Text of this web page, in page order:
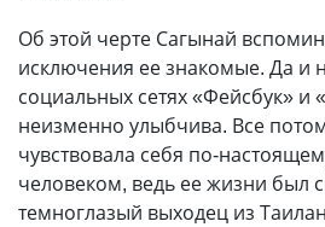
Об этой черте Сагынай
исключения ее знакомые. Да и
социальных сетях «Фейсбук» и
неизменно улыбчива. Все
чувствовала себя по-
человеком, ведь ее жизни был
темноглазый выходец из